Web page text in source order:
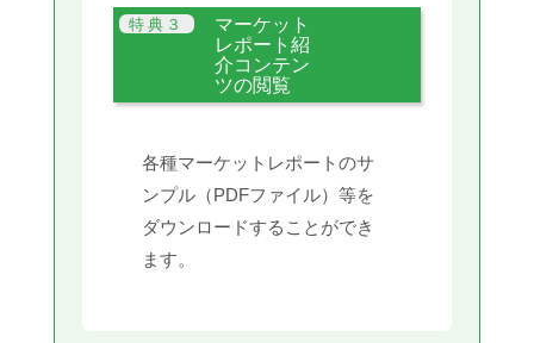
マーケット
レポート紹
介コンテン
ツの閲覧
各種マーケットレポートのサ
ンプル（PDFファイル）等を
ダウンロードすることができ
ます。